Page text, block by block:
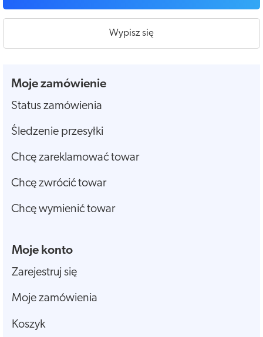
Wypisz się
Moje zamówienie
Status zamówienia
Śledzenie przesyłki
Chcę zareklamować towar
Chcę zwrócić towar
Chcę wymienić towar
Moje konto
Zarejestruj się
Moje zamówienia
Koszyk